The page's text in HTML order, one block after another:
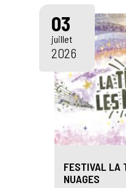
03
juillet
2026
FESTIVAL LA
NUAGES